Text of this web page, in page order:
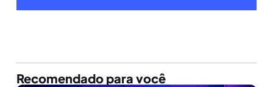
Recomendado para você